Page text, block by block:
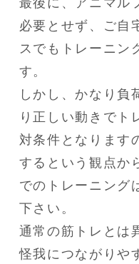
必要とせず、ご自
スでもトレーニン
す。
しかし、かなり負
り正しい動きでト
対条件となります
するという観点か
でのトレーニング
下さい。
通常の筋トレとは
怪我につながりや